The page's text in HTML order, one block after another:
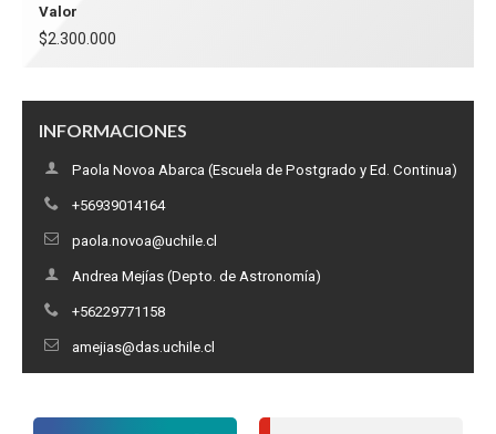
INFORMACIONES
Paola Novoa Abarca (Escuela de Postgrado y Ed. Continua)
+56939014164
paola.novoa@uchile.cl
Andrea Mejías (Depto. de Astronomía)
+56229771158
amejias@das.uchile.cl
Valor
$2.300.000